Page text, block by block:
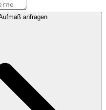
Jetzt kostenloses Aufmaß anfragen